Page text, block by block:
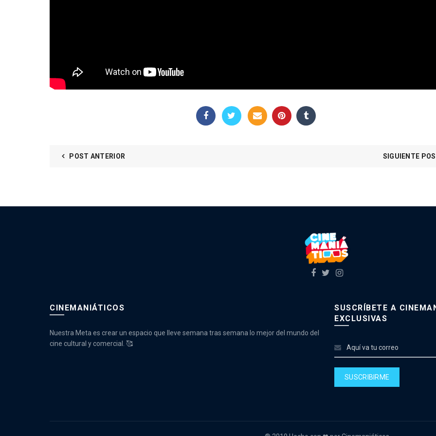
POST ANTERIOR SIGUIENTE
CINEMANIÁTICOS
Nuestra Meta es crear un espacio que lleve semana tras semana lo mejor del mundo del
cine cultural y comercial. 🥰
SUSCRÍBETE A
EXCLUSIVAS